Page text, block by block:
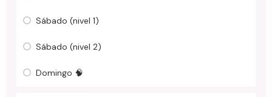
Sábado (nivel 1)
Sábado (nivel 2)
Domingo 🧠